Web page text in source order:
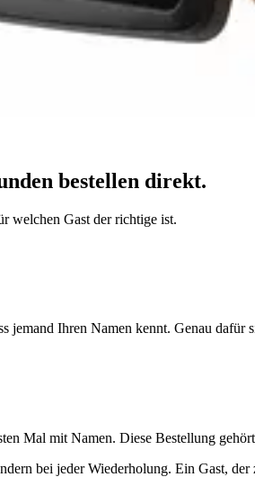
bestellen direkt.
welchen Gast der richtige ist.
jemand Ihren Namen kennt. Genau
Mal mit Namen. Diese Bestellung
bei jeder Wiederholung. Ein Gast,